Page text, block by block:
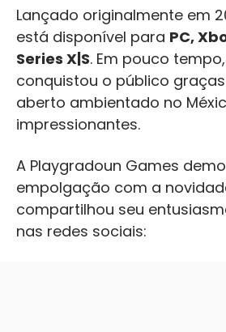
Lançado originalmente em
está disponível para PC,
Series X|S. Em pouco
conquistou o público
aberto ambientado no
impressionantes.
A Playgradoun Games
empolgação com a
compartilhou seu
nas redes sociais: